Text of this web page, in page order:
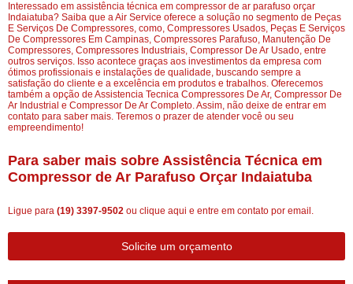
Interessado em assistência técnica em compressor de ar parafuso orçar
Indaiatuba? Saiba que a Air Service oferece a solução no segmento de Peças
E Serviços De Compressores, como, Compressores Usados, Peças E Serviços
De Compressores Em Campinas, Compressores Parafuso, Manutenção De
Compressores, Compressores Industriais, Compressor De Ar Usado, entre
outros serviços. Isso acontece graças aos investimentos da empresa com
ótimos profissionais e instalações de qualidade, buscando sempre a
satisfação do cliente e a excelência em produtos e trabalhos. Oferecemos
também a opção de Assistencia Tecnica Compressores De Ar, Compressor De
Ar Industrial e Compressor De Ar Completo. Assim, não deixe de entrar em
contato para saber mais. Teremos o prazer de atender você ou seu
empreendimento!
Para saber mais sobre Assistência Técnica em
Compressor de Ar Parafuso Orçar Indaiatuba
Ligue para (19) 3397-9502 ou clique aqui e entre em contato por email.
Solicite um orçamento